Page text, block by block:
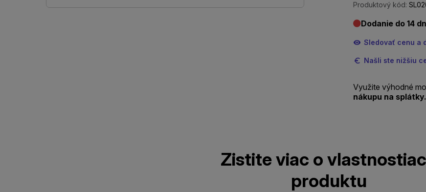
Produktový kód:
Dodanie do 14
Sledovať cenu a
Našli ste nižšiu
Využite výhodné
nákupu na splátky.
Zistite viac o
produktu